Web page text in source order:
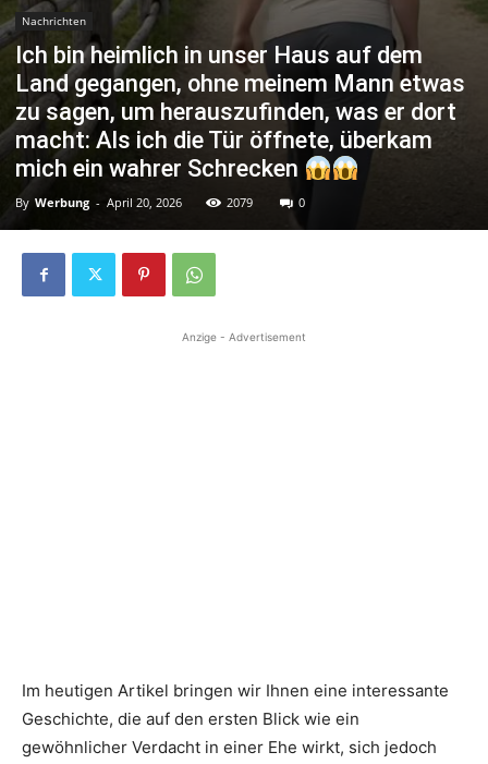
Nachrichten
Ich bin heimlich in unser Haus auf dem
Land gegangen, ohne meinem Mann etwas
zu sagen, um herauszufinden, was er dort
macht: Als ich die Tür öffnete, überkam
mich ein wahrer Schrecken
By Werbung - April 20, 2026 2079 0
Anzige - Advertisement
Im heutigen Artikel bringen wir Ihnen eine interessante
Geschichte, die auf den ersten Blick wie ein
gewöhnlicher Verdacht in einer Ehe wirkt, sich jedoch